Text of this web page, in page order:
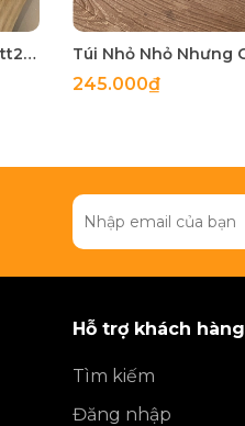
Túi Mini Gọn Xinh Chuẩn Gu - tt260518
245.000₫
Hỗ trợ khách hàng
Tìm kiếm
Đăng nhập